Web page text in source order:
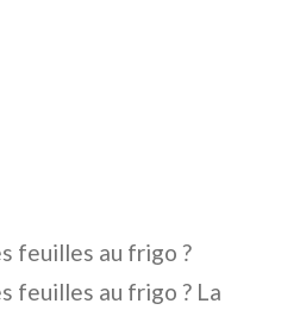
feuilles au frigo ?
feuilles au frigo ? La